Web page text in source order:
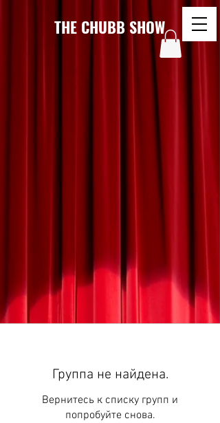
THE CHUBB SHOW
Группа не найдена.
Вернитесь к списку групп и
попробуйте снова.